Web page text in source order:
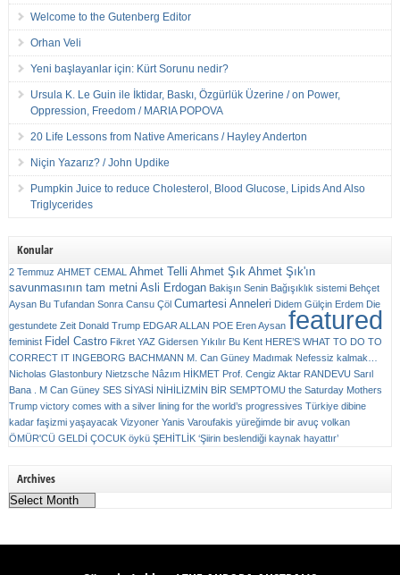
Welcome to the Gutenberg Editor
Orhan Veli
Yeni başlayanlar için: Kürt Sorunu nedir?
Ursula K. Le Guin ile İktidar, Baskı, Özgürlük Üzerine / on Power,
Oppression, Freedom / MARIA POPOVA
20 Life Lessons from Native Americans / Hayley Anderton
Niçin Yazarız? / John Updike
Pumpkin Juice to reduce Cholesterol, Blood Glucose, Lipids And Also
Triglycerides
Konular
2 Temmuz AHMET CEMAL Ahmet Telli Ahmet Şık Ahmet Şık'ın
savunmasının tam metni Asli Erdogan Bakişın Senin Bağışıklık sistemi Behçet
Aysan Bu Tufandan Sonra Cansu Çöl Cumartesi Anneleri Didem Gülçin Erdem Die
gestundete Zeit Donald Trump EDGAR ALLAN POE Eren Aysan featured
feminist Fidel Castro Fikret YAZ Gidersen Yıkılır Bu Kent HERE’S WHAT TO DO TO
CORRECT IT INGEBORG BACHMANN M. Can Güney Madımak Nefessiz kalmak…
Nicholas Glastonbury Nietzsche Nâzım HİKMET Prof. Cengiz Aktar RANDEVU Sarıl
Bana . M Can Güney SES SİYASİ NİHİLİZMİN BİR SEMPTOMU the Saturday Mothers
Trump victory comes with a silver lining for the world’s progressives Türkiye dibine
kadar faşizmi yaşayacak Vizyoner Yanis Varoufakis yüreğimde bir avuç volkan
ÖMÜR'CÜ GELDİ ÇOCUK öykü ŞEHİTLİK ‘Şiirin beslendiği kaynak hayattır’
Archives
Archives